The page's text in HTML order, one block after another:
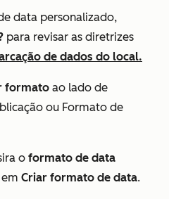
data personalizado,
para revisar as diretrizes
de dados do local.
formato ao lado de
ou Formato de
o formato de data
Criar formato de data.